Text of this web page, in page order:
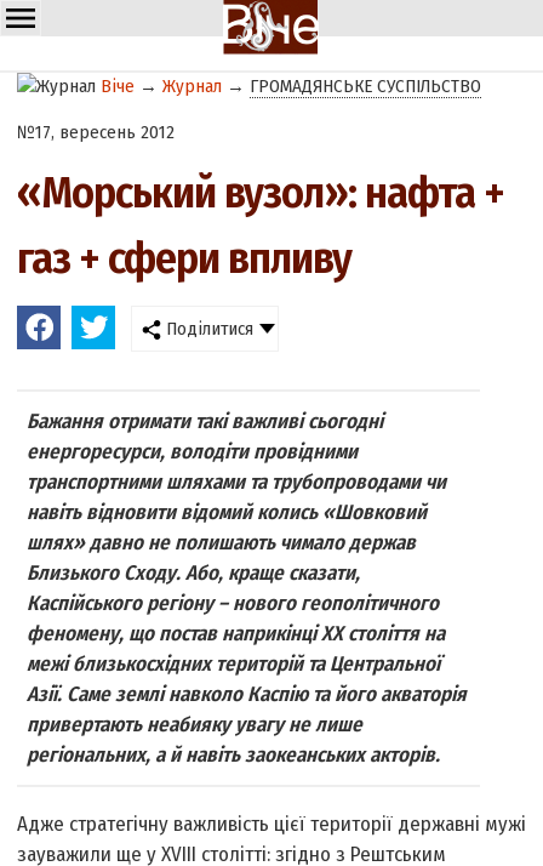
Віче →Журнал → ГРОМАДЯНСЬКЕ СУСПІЛЬСТВО
№17, вересень 2012
«Морський вузол»: нафта +
газ + сфери впливу
Поділитися
Бажання отримати такі важливі сьогодні
енергоресурси, володіти провідними
транспортними шляхами та трубопроводами чи
навіть відновити відомий колись «Шовковий
шлях» давно не полишають чимало держав
Близького Сходу. Або, краще сказати,
Каспійського регіону – нового геополітичного
феномену, що постав наприкінці ХХ століття на
межі близькосхідних територій та Центральної
Азії. Саме землі навколо Каспію та його акваторія
привертають неабияку увагу не лише
регіональних, а й навіть заокеанських акторів.
Адже стратегічну важливість цієї території державні мужі
зауважили ще у XVIII столітті: згідно з Рештським